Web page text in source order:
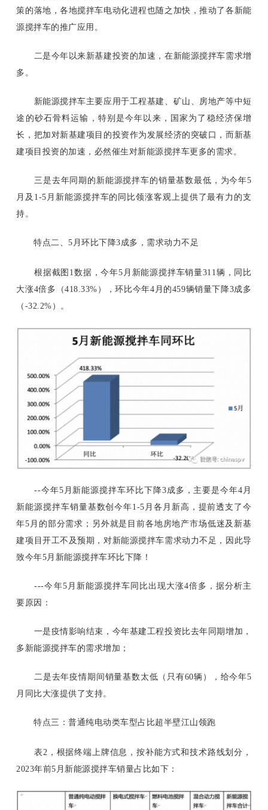
策的落地，各地搅拌车电动化进程也随之加快，推动了各新能
源搅拌车的推广应用。
二是今年以来新基建投资的加速，在新能源搅拌车需求增
多。
新能源搅拌车主要应用于工程基建、矿山、房地产等中短
途的砂石骨料运输，特别是今年以来，国家为了稳经济保增
长，把加对新基建项目的投资作为发展经济的突破口，而新基
建项目投资的加速，必然催生对新能源搅拌车更多的需求。
三是去年同期的新能源搅拌车的销量基数最低，为今年5
月及1-5月新能源搅拌车的同比领涨客观上提供了最有力的支
持。
特点二、5月环比下降3成多，需求动力不足
根据截图 1数据，今年5月新能源搅拌车销量311辆，同比
大涨4倍多（418.33%），环比今年4月的459辆销量下降3成多
（-32.2%）。
--今年5月新能源搅拌车环比下降3成多，主要是今年4月
新能源搅拌车销量基数创今年1-5月各月新高，提前透支了今
年5月的部分需求；另外就是目前各地房地产市场低迷及新基
建项目开工不及预期，对新能源搅拌车需求动力不足，因此导
致今年5月新能源搅拌车环比下降！
---今年5月新能源搅拌车同比出现大涨4倍多，据分析主
要原因：
一是疫情影响结束，今年基建工程投资比去年同期增加，
多新能源搅拌车的需求增加；
二是去年疫情期间销量基数太低（只有60辆），给今年5
月同比大涨提供了支持。
特点三：普通纯电动类车型占比超半壁江山领跑
表 2，根据终端上牌信息，按补能方式和技术路线划分，
2023年前5月新能源搅拌车销量占比如下：